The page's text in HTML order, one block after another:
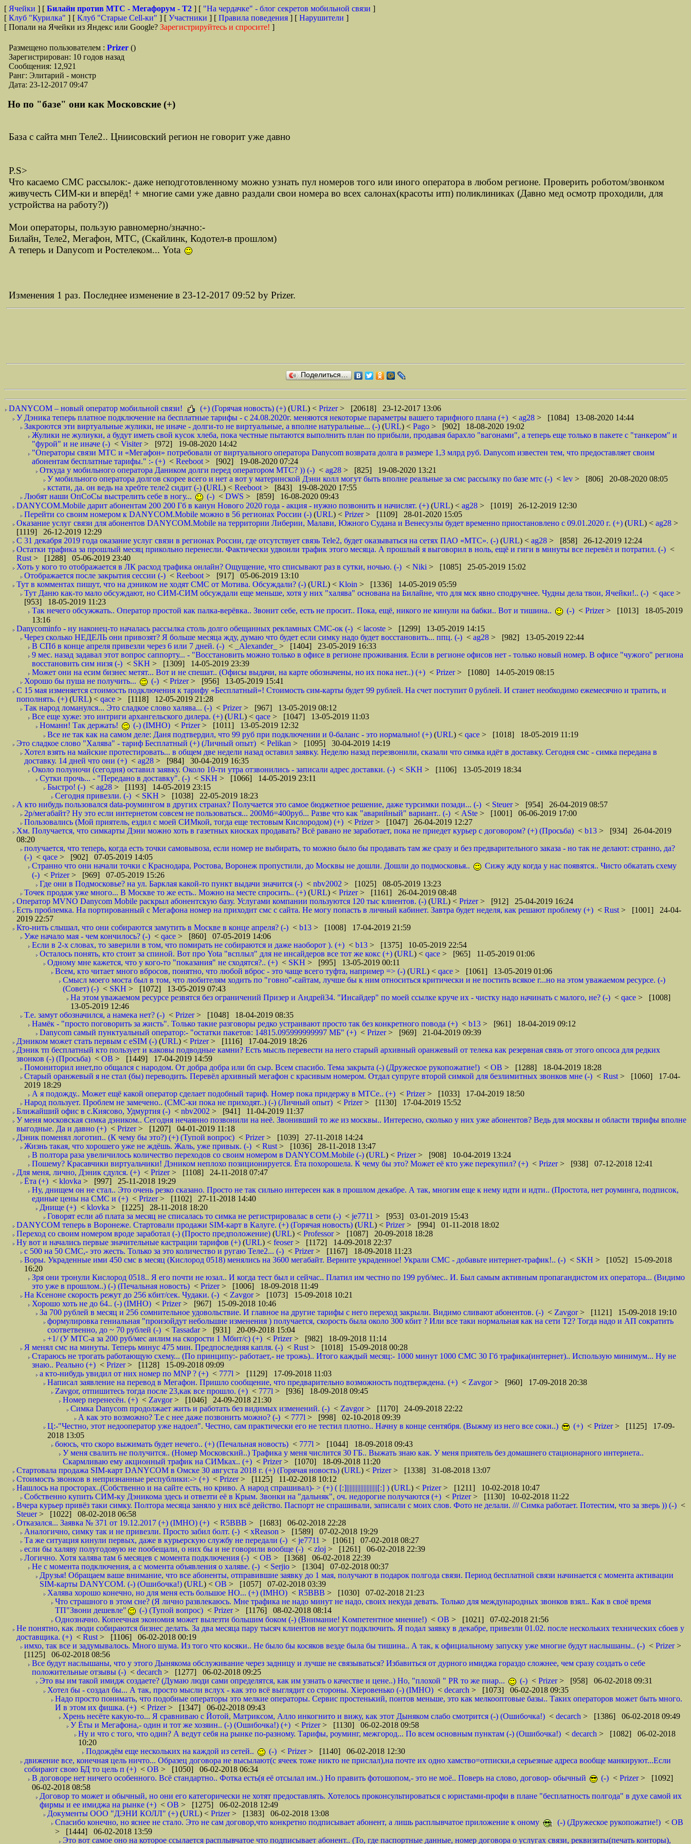
[ Ячейки ] [ Билайн против МТС - Мегафорум - T2 ] [ "На чердачке" - блог секретов мобильной связи ]
[ Клуб "Курилка" ] [ Клуб "Старые Сell-ки" ] [ Участники ] [ Правила поведения ] [ Нарушители ]
[ Попали на Ячейки из Яндекс или Google? Зарегистрируйтесь и спросите! ]
Размещено пользователем : Prizer ()
Зарегистрирован: 10 годов назад
Сообщения: 12,921
Ранг: Элитарий - монстр
Дата: 23-12-2017 09:47
Но по "базе" они как Московские (+)
База с сайта мнп Теле2.. Цниисовский регион не говорит уже давно
P.S>
Что касаемо СМС рассылок:- даже неподготовленному можно узнать пул номеров того или иного оператора в любом регионе. Проверить роботом/звонком
живучесть СИМ-ки и вперёд! + многие сами уже давно раздали свои номера во всех салонах(красоты итп) поликлиниках (Давно мед осмотр проходили, для
устройства на работу?))
Мои операторы, пользую равномерно/значно:-
Билайн, Теле2, Мегафон, МТС, (Скайлинк, Кодотел-в прошлом)
А теперь и Danycom и Ростелеком... Yota
Изменения 1 раз. Последнее изменение в 23-12-2017 09:52 by Prizer.
Поделиться…
DANYCOM – новый оператор мобильной связи! (+) (Горячая новость) (+) (URL) < Prizer> [20618] 23-12-2017 13:06
У Дэника теперь платное подключение на бесплатные тарифы - с 24.08.2020г. меняются некоторые параметры вашего тарифного плана (+) < ag28 > [1084] 13-08-2020 14:44
Закроются эти виртуальные жулики, не иначе - долги-то не виртуальные, а вполне натуральные... (-) (URL) < Pago > [902] 18-08-2020 19:02
Жулики не жулиуки, а будут иметь свой кусок хлеба, пока честные пытаются выполнить план по прибыли, продавая барахло "вагонами", а теперь еще только в пакете с "танкером" и
"фурой" и не иначе (-) < Visiter> [972] 19-08-2020 14:42
"Операторы связи МТС и «Мегафон» потребовали от виртуального оператора Danycom возврата долга в размере 1,3 млрд руб. Danycom известен тем, что предоставляет своим
абонентам бесплатные тарифы." :- (+) < Reeboot > [902] 19-08-2020 07:24
Откуда у мобильного оператора Даником долги перед оператором МТС? )) (-) < ag28 > [825] 19-08-2020 13:21
У мобильного оператора долгов скорее всего и нет а вот у материнской Дэни колл могут быть вполне реальные за смс рассылку по базе мтс (-) < lev > [806] 20-08-2020 08:05
кстати, да. он ведь на хребте теле2 сидит (-) (URL) < Reeboot > [843] 19-08-2020 17:55
Любят наши ОпСоСы выстрелить себе в ногу...
(-) < DWS > [859] 16-08-2020 09:43
DANYCOM.Mobile дарит абонентам 200 200 Гб в канун Нового 2020 года - акция - нужно позвонить и начислят. (+) (URL) < ag28 > [1019] 26-12-2019 12:30
Перейти со своим номером к DANYCOM.Mobile можно в 56 регионах России (-) (URL) < Prizer> [1109] 28-01-2020 15:05
Оказание услуг связи для абонентов DANYCOM.Mobile на территории Либерии, Малави, Южного Судана и Венесуэлы будет временно приостановлено с 09.01.2020 г. (+) (URL) < ag28 >
[1119] 26-12-2019 12:29
С 31 декабря 2019 года оказание услуг связи в регионах России, где отсутствует связь Tele2, будет оказываться на сетях ПАО «МТС». (-) (URL) < ag28 > [858] 26-12-2019 12:24
Остатки трафика за прошлый месяц прикольно перенесли. Фактически удвоили трафик этого месяца. А прошлый я выговорил в ноль, ещё и гиги в минуты все перевёл и потратил. (-) <
Rust > [1288] 05-06-2019 23:40
Хоть у кого то отображается в ЛК расход трафика онлайн? Ощущение, что списывают раз в сутки, ночью. (-) < Niki > [1085] 25-05-2019 15:02
Отображается после закрытия сессии (-) < Reeboot > [917] 05-06-2019 13:10
Тут в комментах пишут, что на дэником не ходят СМС от Мотива. Обсуждали? (-) (URL) < Kloin > [1336] 14-05-2019 05:59
Тут Даню как-то мало обсуждают, но СИМ-СИМ обсуждали еще меньше, хотя у них "халява" основана на Билайне, что для мск явно сподручнее. Чудны дела твои, Ячейки!.. (-) < qace >
[953] 18-05-2019 11:23
Так нечего обсужжать.. Оператор простой как палка-верёвка.. Звонит себе, есть не просит.. Пока, ещё, никого не кинули на бабки.. Вот и тишина..
(-) < Prizer> [1013] 18-05-2019
13:16
Danycominfo - ну наконец-то началась рассылка столь долго обещанных рекламных СМС-ок (-) < lacoste > [1299] 13-05-2019 14:15
Через сколько НЕДЕЛЬ они привозят? Я больше месяца жду, думаю что будет если симку надо будет восстановить... ппц. (-) < ag28 > [982] 13-05-2019 22:44
В СПб в конце апреля привезли через 6 или 7 дней. (-) < _Alexander_ > [1404] 23-05-2019 16:33
9 мес. назад задавал этот вопрос саппорту... - "Восстановить можно только в офисе в регионе проживания. Если в регионе офисов нет - только новый номер. В офисе "чужого" региона
восстановить сим низя (-) < SKH > [1309] 14-05-2019 23:39
Может они на есим бизнес метят... Вот и не спешат.. (Офисы выдачи, на карте обозначены, но их пока нет..) (+) < Prizer> [1080] 14-05-2019 08:15
Хорошо бы пуша не получить...
(-) < Prizer> [956] 13-05-2019 15:41
С 15 мая изменяется стоимость подключения к тарифу «Бесплатный»! Стоимость сим-карты будет 99 рублей. На счет поступит 0 рублей. И станет необходимо ежемесячно и тратить, и
пополнять. (+) (URL) < qace > [1118] 12-05-2019 21:28
Так народ ломанулся... Это сладкое слово халява... (-) < Prizer> [967] 13-05-2019 08:12
Все еще хуже: это интриги архангельского дилера. (+) (URL) < qace > [1047] 13-05-2019 11:03
Номанн! Так держать!
(-) (IMHO) < Prizer> [1011] 13-05-2019 12:32
Все не так как на самом деле: Даня подтвердил, что 99 руб при подключении и 0-баланс - это нормально! (+) (URL) < qace > [1018] 18-05-2019 11:19
Это сладкое слово "Халява" - тариф Бесплатный (+) (Личный опыт) < Pelikan > [1095] 30-04-2019 14:19
Хотел взять на майские протестировать... в общем две недели назад оставил заявку. Неделю назад перезвонили, сказали что симка идёт в доставку. Сегодня смс - симка передана в
доставку. 14 дней что они (+) < ag28 > [984] 30-04-2019 16:35
Около полуночи (сегодня) оставил заявку. Около 10-ти утра отзвонились - записали адрес доставки. (-) < SKH > [1106] 13-05-2019 18:34
Сутки прочь... - "Передано в доставку". (-) < SKH > [1066] 14-05-2019 23:11
Быстро! (-) < ag28 > [1193] 14-05-2019 23:15
Сегодня привезли. (-) < SKH > [1038] 22-05-2019 18:23
А кто нибудь пользовался data-роумингом в других странах? Получается это самое бюджетное решение, даже турсимки позади... (-) < Steuer> [954] 26-04-2019 08:57
2р/мегабайт? Ну это если интернетом совсем не пользоваться... 200Мб=400руб... Разве что как "аварийный" вариант.. (-) < ASte > [1001] 06-06-2019 17:00
Пользовались (Мой приятель, ездил с моей СИМкой, тогда еще тестовым Кислородом) (+) < Prizer> [1047] 26-04-2019 12:27
Хм. Получается, что симкарты Дэни можно хоть в газетных киосках продавать? Всё равано не заработает, пока не приедет курьер с договором? (+) (Просьба) < b13 > [934] 26-04-2019
08:20
получается, что теперь, когда есть точки самовывоза, если номер не выбирать, то можно было бы продавать там же сразу и без предварительного заказа - но так не делают: странно, да?
(-) < qace > [902] 07-05-2019 14:05
Странно что они начали точки с Краснодара, Ростова, Воронеж пропустили, до Москвы не дошли. Дошли до подмосковья..
Сижу жду когда у нас появятся.. Чисто обкатать схему
(-) < Prizer> [969] 07-05-2019 15:26
Где они в Подмосковье? на ул. Барклая какой-то пункт выдачи значится (-) < nbv2002 > [1025] 08-05-2019 13:23
Точек продаж уже много... В Москве то же есть.. Можно на месте спросить.. (+) (URL) < Prizer> [1161] 26-04-2019 08:48
Оператор MVNO Danycom Mobile раскрыл абонентскую базу. Услугами компании пользуются 120 тыс клиентов. (-) (URL) < Prizer> [912] 25-04-2019 16:24
Есть проблемка. На портированный с Мегафона номер на приходит смс с сайта. Не могу попасть в личный кабинет. Завтра будет неделя, как решают проблему (+) < Rust > [1001] 24-04-
2019 22:57
Кто-нить слышал, что они собираются замутить в Москве в конце апреля? (-) < b13 > [1008] 17-04-2019 21:59
Уже начало мая - чем кончилось? (-) < qace > [860] 07-05-2019 14:06
Если в 2-х словах, то заверили в том, что помирать не собираются и даже наоборот ). (+) < b13 > [1375] 10-05-2019 22:54
Осталось понять, кто стоит за спиной. Вот про Yota "всплыл" для не инсайдеров все тот же кокс (+) (URL) < qace > [965] 11-05-2019 01:06
Одному мне кажется, что у кого-то "показания" не сходятся?.. (+) < SKH > [995] 13-05-2019 00:11
Всем, кто читает много вбросов, понятно, что любой вброс - это чаще всего туфта, например => (-) (URL) < qace > [1061] 13-05-2019 01:06
Смысл моего моста был в том, что любителям ходить по "говно"-сайтам, лучше бы к ним относиться критически и не постить всякое г...но на этом уважаемом ресурсе. (-)
(Совет) (-) < SKH > [1072] 13-05-2019 07:43
На этом уважаемом ресурсе резвятся без ограничений Призер и Андрей34. "Инсайдер" по моей ссылке круче их - чистку надо начинать с малого, не? (-) < qace > [1008]
13-05-2019 12:46
Т.е. замут обозначился, а намека нет? (-) < Prizer> [1048] 18-04-2019 08:35
Намёк - "просто поговорить за жисть". Только такие разговоры редко устраивают просто так без конкретного повода (+) < b13 > [961] 18-04-2019 09:12
Danycom самый пунктуальный оператор:- "остатки пакетов: 14815.095999999997 МБ" (+) < Prizer> [969] 21-04-2019 09:39
Дэником может стать первым с еSIM (-) (URL) < Prizer> [1116] 17-04-2019 18:26
Дэник тп бесплатный кто пользует и каковы подводные камни? Есть мысль перевести на него старый архивный оранжевый от телека как резервная связь от этого опсоса для редких
звонков (-) (Просьба) < ОВ > [1449] 17-04-2019 14:59
Помониторил инет,по общался с народом. От добра добра или бп сыр. Всем спасибо. Тема закрыта (-) (Дружеское рукопожатие!) < ОВ > [1288] 18-04-2019 18:28
Старый оранжевый я не стал (бы) переводить. Перевёл архивный мегафон с красивым номером. Отдал супруге второй симкой для безлимитных звонков мне (-) < Rust > [1060] 17-04-
2019 18:29
А я подожду.. Может ещё какой оператор сделает подобный тариф. Номер пока придержу в МТСе.. (+) < Prizer> [1033] 17-04-2019 18:50
Народ пользует. Проблем не замечено.. (СМС-ки пока не приходят..) (-) (Личный опыт) < Prizer> [1130] 17-04-2019 15:52
Ближайший офис в с.Киясово, Удмуртия (-) < nbv2002 > [941] 11-04-2019 11:37
У меня московская симка дэником.. Сегодня нечаянно позвонили на неё. Звонивший то же из москвы.. Интересно, сколько у них уже абонентов? Ведь для москвы и области тврифы вполне
выгодные. Да и давно (+) < Prizer> [1207] 04-01-2019 11:18
Дэник поменял логотип.. (К чему бы это?) (+) (Тупой вопрос) < Prizer> [1039] 27-11-2018 14:24
Жизнь такая, что хорошего уже не ждёшь. Жаль, уже привык. (-) < Rust > [1036] 28-11-2018 13:47
В полтора раза увеличилось количество переходов со своим номером в DANYCOM.Mobile (-) (URL) < Prizer> [908] 10-04-2019 13:24
Пошему? Красавчики виртуальчики! Дэником неплохо позиционируется. Ёта похорошела. К чему бы это? Может её кто уже перекупил? (+) < Prizer> [938] 07-12-2018 12:41
Для меня, лично, Дэник сдулся. (+) < Prizer> [1108] 24-11-2018 07:47
Ёта (+) < klovka > [997] 25-11-2018 19:29
Ну, днищем он не стал.. Это очень резко сказано. Просто не так сильно интересен как в прошлом декабре. А так, многим еще к нему идти и идти.. (Простота, нет роуминга, подписок,
единые цены на СМС и (+) < Prizer> [1102] 27-11-2018 14:40
Днище (+) < klovka > [1225] 28-11-2018 18:20
Говорят если аб плата за месяц не списалась то симка не регистрировалас в сети (-) < je7711 > [953] 03-01-2019 15:43
DANYCOM теперь в Воронеже. Стартовали продажи SIM-карт в Калуге. (+) (Горячая новость) (URL) < Prizer> [994] 01-11-2018 18:02
Переход со своим номером вроде заработал (-) (Просто предположение) (URL) < Professor> [1087] 20-09-2018 18:28
Ну вот и начались первые значительные кастрации тарифов (+) (URL) < feoser> [1172] 14-09-2018 22:37
с 500 на 50 СМС,- это жесть. Только за это количество и ругаю Теле2... (-) < Prizer> [1167] 18-09-2018 11:23
Воры. Украденные ими 450 смс в месяц (Кислород 0518) менялись на 3600 мегабайт. Верните украденное! Украли СМС - добавьте интернет-трафик!.. (-) < SKH > [1052] 15-09-2018
16:20
Зря они тронули Кислород 0518.. Я его почти не юзал.. И когда тест был и сейчас.. Платил им честно по 199 руб/мес.. И. Был самым активным пропагандистом их оператора... (Видимо
это уже в прошлом..) (-) (Печальная новость) < Prizer> [1006] 18-09-2018 11:49
На Ксеноне скорость режут до 256 кбит/сек. Чудаки. (-) < Zavgor> [1073] 15-09-2018 10:21
Хорошо хоть не до 64.. (-) (IMHO) < Prizer> [967] 15-09-2018 10:46
За 700 рублей в месяц и 256 сомнительное удовольствие. И главное на другие тарифы с него переход закрыли. Видимо сливают абонентов. (-) < Zavgor> [1121] 15-09-2018 19:10
формулировка гениальная "произойдут небольшие изменения ) получается, скорость была около 300 кбит ? Или все таки нормальная как на сети Т2? Тогда надо и АП сократить
соответвенно, до ~ 70 рублей (-) < Tassadar> [931] 20-09-2018 15:04
+1/ (У МТС-а за 200 руб/мес анлим на скорости 1 Мбит/с) (+) < Prizer> [982] 18-09-2018 11:14
Я менял смс на минуты. Теперь минус 475 мин. Предпоследняя капля. (-) < Rust > [1018] 15-09-2018 00:28
Стараюсь не трогать работающую схему... (По принципу:- работает,- не трожь).. Итого каждый месяц:- 1000 минут 1000 СМС 30 Гб трафика(интернет).. Использую минимум... Ну не
знаю.. Реально (+) < Prizer> [1128] 15-09-2018 09:09
а кто-нибудь увидил от них номер по MNP ? (+) < 777l > [1129] 17-09-2018 11:03
Написал заявление на перевод в Мегафон. Пришло сообщение, что предварительно возможность подтверждена. (+) < Zavgor> [960] 17-09-2018 20:38
Zavgor, отпишитесь тогда после 23,как все прошло. (+) < 777l > [936] 18-09-2018 09:45
Номер перенесён. (+) < Zavgor> [1046] 24-09-2018 21:30
Симка Danycom продолжает жить и работать без видимых изменений. (-) < Zavgor> [1170] 24-09-2018 22:22
А как это возможно? Т.е с нее даже позвонить можно? (-) < 777l > [998] 02-10-2018 09:39
Ц:-"Честно, этот недооператор уже надоел". Честно, сам практически его не тестил плотно.. Начну в конце сентября. (Выжму из него все соки..)
(+) < Prizer> [1125] 17-09-
2018 13:05
боюсь, что скоро выжимать будет нечего.. (+) (Печальная новость) < 777l > [1044] 18-09-2018 09:43
У меня свалить не получится.. (Номер Московский..) Трафика у меня числится 30 ГБ.. Выжать знаю как. У меня приятель без домашнего стационарного интернета..
Скармливаю ему акционный трафик на СИМках.. (+) < Prizer> [1070] 18-09-2018 11:20
Стартовала продажа SIM-карт DANYCOM в Омске 30 августа 2018 г. (+) (Горячая новость) (URL) < Prizer> [1338] 31-08-2018 13:07
Стоимость звонков в непризнанные республики:-> (+) < Prizer> [1125] 11-02-2018 10:12
Нашлось на просторах..(Собственно и на сайте есть, но криво. А народ спрашивал)- > (+) ( [:]||||||||||||||||||||[:] ) (URL) < Prizer> [1211] 10-02-2018 10:47
Собственно купить СИМ-ку Дэникома здесь и отвезти её в Крым. Звонки на "дальняк", оч. недорогие получаются (+) < Prizer> [1130] 10-02-2018 11:22
Вчера курьер привёз таки симку. Полтора месяца заняло у них всё действо. Паспорт не спрашивали, записали с моих слов. Фото не делали. /// Симка работает. Потестим, что за зверь )) (-) <
Steuer> [1022] 08-02-2018 06:58
Отказался... Заявка № 371 от 19.12.2017 (+) (IMHO) (+) < R5BBB > [1683] 06-02-2018 22:28
Аналогично, симку так и не привезли. Просто забил болт. (-) < xReason > [1589] 07-02-2018 19:29
Та же ситуация кинули первых, даже в курьерскую службу не передали (-) < je7711 > [1061] 07-02-2018 08:27
если бы халяву полугодовую не пообещали, о них бы и не говорили вообще (-) < zloj > [1261] 06-02-2018 22:39
Логично. Хотя халява там 6 месяцев с момента подключения (-) < ОВ > [1368] 06-02-2018 22:39
Не с момента подключения, а с момента объявления о халяве. (-) < Serjio > [1304] 07-02-2018 00:37
Друзья! Обращаем ваше внимание, что все абоненты, отправившие заявку до 1 мая, получают в подарок полгода связи. Период бесплатной связи начинается с момента активации
SIM-карты DANYCOM. (-) (Ошибочка!) (URL) < ОВ > [1057] 07-02-2018 03:39
Халява хорошо конечно, но для меня есть большое НО... (+) (IMHO) < R5BBB > [1030] 07-02-2018 21:23
Что страшного в этом сне? (Я лично развлекаюсь. Мне трафика не надо минут не надо, своих некуда девать. Только для международных звонков взял.. Как в своё время
ТП"Звони дешевле"
(-) (Тупой вопрос) < Prizer> [1176] 08-02-2018 08:14
Однозначно. Копеечная экономия может вылезти большим боком (-) (Внимание! Kомпетентное мнение!) < ОВ > [1021] 07-02-2018 21:56
Не понятно, как люди собираются бизнес делать. За два месяца пару тысяч клиентов не могут подключить. Я подал заявку в декабре, привезли 01.02. после нескольких технических сбоев у
доставщика. (+) < Rust > [1106] 06-02-2018 00:19
имхо, так все и задумывалось. Много шума. Из того что косяки.. Не было бы косяков везде была бы тишина.. А так, к официальному запуску уже многие будут наслышаны.. (-) < Prizer>
[1125] 06-02-2018 08:56
Все будут наслышаны, что у этого Дынякома обслуживание через задницу и лучше не связываться? Избавиться от дурного имиджа гораздо сложнее, чем сразу создать о себе
положительные отзывы (-) < decarch > [1277] 06-02-2018 09:25
Это вы им такой имидж создаете? (Думаю люди сами определятся, как им узнать о качестве и цене..) Но, "плохой " PR то же пиар...
(-) < Prizer> [958] 06-02-2018 09:31
Хотел бы - создал бы... А так, просто мысли вслух - как это всё выглядит со стороны. Хieровенько (-) (IMHO) < decarch > [1073] 06-02-2018 09:35
Надо просто понимать, что подобные операторы это мелкие операторы. Сервис простенький, понтов меньше, это как мелкооптовые базы.. Таких операторов может быть много.
И в этом их фишка. (+) < Prizer> [1347] 06-02-2018 09:43
Хрень несёте какую-то... Я сравниваю с Йотой, Матриксом, Алло инкогнито и вижу, как этот Дыняком слабо смотрится (-) (Ошибочка!) < decarch > [1386] 06-02-2018 09:49
У Ёты и Мегафона,- один и тот же хозяин.. (-) (Ошибочка!) (+) < Prizer> [1130] 06-02-2018 09:58
Ну и что с того, что один? А ведут себя на рынке по-разному. Тарифы, роуминг, межгород... По всем основным пунктам (-) (Ошибочка!) < decarch > [1082] 06-02-2018
10:20
Подождём еще нескольких на каждой из сетей..
(-) < Prizer> [1140] 06-02-2018 12:30
движение все, конечная цель ничто... Образец договора не высылают(с ячеек тоже никто не прислал),на почте их одно хамство=отписки,а серьезные адреса вообще манкируют...Если
собирают свою БД то цель п (+) < ОВ > [1050] 06-02-2018 06:34
В договоре нет ничего особенного. Всё стандартно.. Фотка есть(я её отсылал им..) Но править фотошопом,- это не моё.. Поверь на слово, договор- обычный
(-) < Prizer> [1092]
06-02-2018 08:58
Договор то может и обычный, но они его категорически не хотят предоставлять. Хотелось проконсультироваться с юристами-профи в плане "бесплатность полгода" в духе самой их
фирмы и ее имиджа на рынке (+) < ОВ > [1275] 06-02-2018 12:49
Документы ООО "ДЭНИ КОЛЛ" (+) (URL) < Prizer> [1383] 06-02-2018 13:08
Спасибо конечно, но яснее не стало. Это не сам договор,что конкретно подписывает абонент, а лишь расплывчатое приложение к оному
(-) (Дружеское рукопожатие!) < ОВ
> [1444] 06-02-2018 13:59
Это вот самое оно на которое ссылается расплывчатое что подписывает абонент.. (То, где паспортные данные, номер договора о услугах связи, реквизиты(печать конторы),